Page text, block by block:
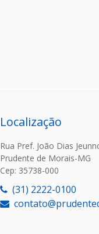
Localização
Rua Pref. João Dias
Prudente de Morais-MG
Cep: 35738-000
(31) 2222-0100